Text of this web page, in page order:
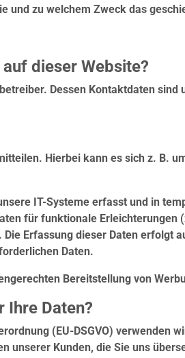
und zu welchem Zweck das
dieser Website?
Dessen Kontaktdaten
Hierbei kann es sich z. B.
IT-Systeme erfasst und in
für funktionale Erleichterungen
Erfassung dieser Daten erfolgt
Daten.
Bereitstellung von
Ihre Daten?
(EU-DSGVO) verwenden
Kunden, die Sie uns